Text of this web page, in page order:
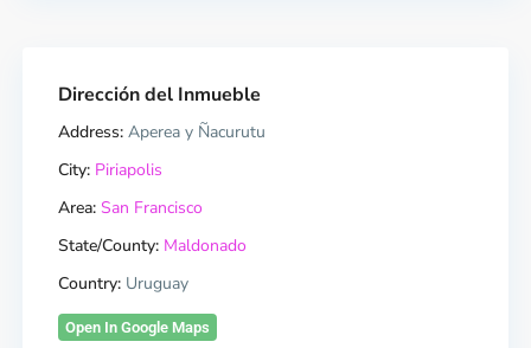
Dirección del Inmueble
Address: Aperea y Ñacurutu
City: Piriapolis
Area: San Francisco
State/County: Maldonado
Country: Uruguay
Open In Google Maps